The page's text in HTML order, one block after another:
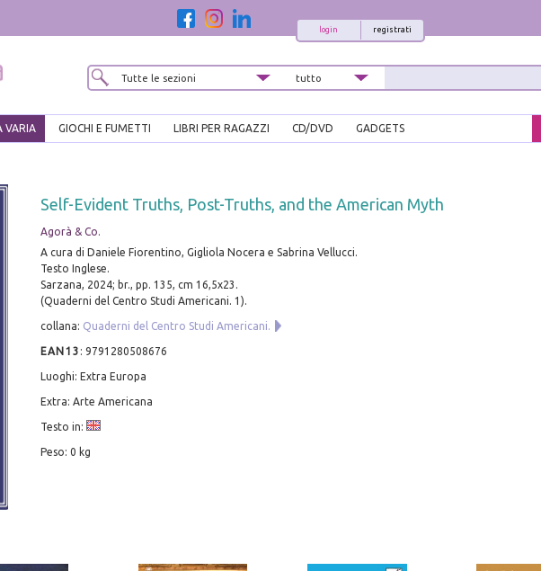
registrati
login
VARIA GIOCHI E FUMETTI LIBRI PER RAGAZZI CD/DVD GADGETS
Self-Evident Truths, Post-Truths, and the American Myth
Agorà & Co.
A cura di Daniele Fiorentino, Gigliola Nocera e Sabrina Vellucci.
Testo Inglese.
Sarzana, 2024; br., pp. 135, cm 16,5x23.
(Quaderni del Centro Studi Americani. 1).
collana: Quaderni del Centro Studi Americani.
EAN13 : 9791280508676
Luoghi: Extra Europa
Extra: Arte Americana
Testo in:
Peso: 0 kg